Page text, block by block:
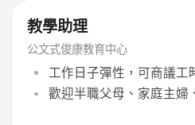
教學助理
公文式俊康教育中心
工作日子彈性，可商議工
歡迎半職父母、家庭主婦